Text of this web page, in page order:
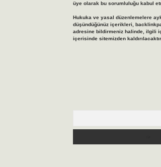
üye olarak bu sorumluluğu kabul
Hukuka ve yasal düzenlemelere
düşündüğünüz içerikleri,
adresine bildirmeniz halinde, ilgili
içerisinde sitemizden